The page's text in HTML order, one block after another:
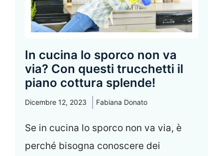
In cucina lo sporco non va
via? Con questi trucchetti il
piano cottura splende!
Dicembre 12, 2023 Fabiana Donato
Se in cucina lo sporco non va via, è
perché bisogna conoscere dei